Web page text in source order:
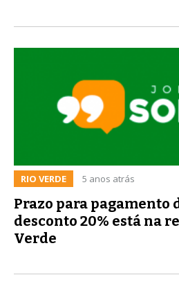
RIO VERDE 5 anos atrás
Prazo para pagamento
desconto 20% está na
Verde